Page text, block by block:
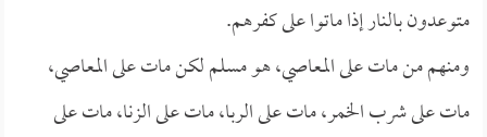
متوعدون بالنار إذا ماتوا على كفرهم.
ومنهم من مات على المعاصي، هو مسلم لكن مات على المعاصي،
مات على شرب الخمر، مات على الربا، مات على الزنا، مات على